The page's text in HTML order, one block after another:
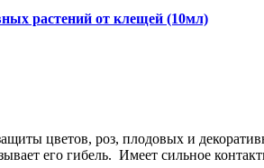
растений от клещей (10мл)
цветов, роз, плодовых и
его гибель. Имеет сильное